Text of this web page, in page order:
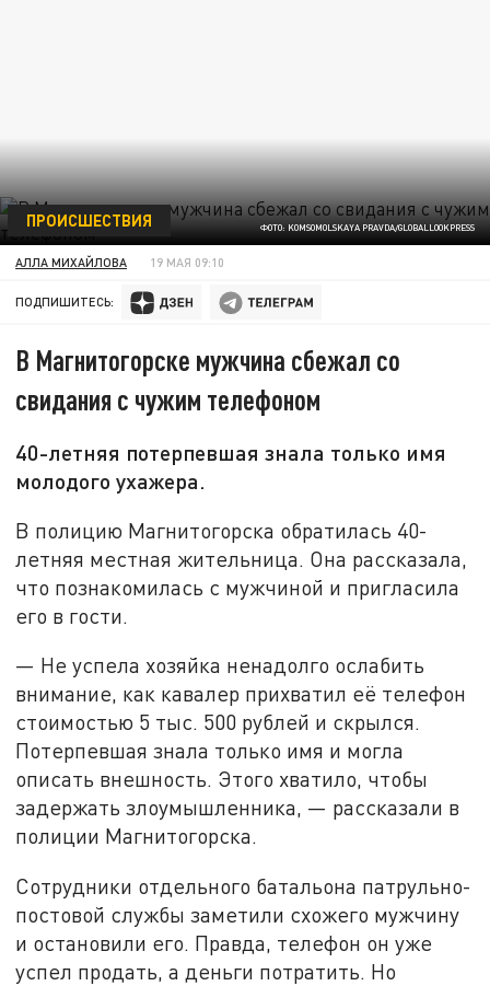
ФОТО: KOMSOMOLSKAYA PRAVDA/GLOBALLOOKPRESS
ПРОИСШЕСТВИЯ
АЛЛА МИХАЙЛОВА 19 МАЯ 09:10
ПОДПИШИТЕСЬ:
В Магнитогорске мужчина сбежал со
свидания с чужим телефоном
40-летняя потерпевшая знала только имя
молодого ухажера.
В полицию Магнитогорска обратилась 40-
летняя местная жительница. Она рассказала,
что познакомилась с мужчиной и пригласила
его в гости.
— Не успела хозяйка ненадолго ослабить
внимание, как кавалер прихватил её телефон
стоимостью 5 тыс. 500 рублей и скрылся.
Потерпевшая знала только имя и могла
описать внешность. Этого хватило, чтобы
задержать злоумышленника, — рассказали в
полиции Магнитогорска.
Сотрудники отдельного батальона патрульно-
постовой службы заметили схожего мужчину
и остановили его. Правда, телефон он уже
успел продать, а деньги потратить. Но